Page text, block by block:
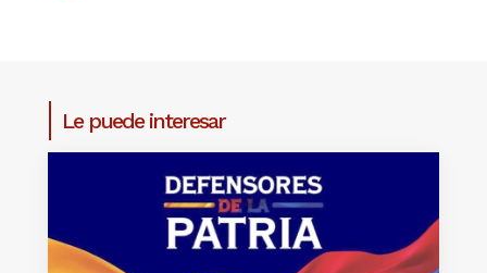
Le puede interesar